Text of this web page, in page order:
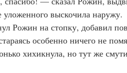
уложенного выскочила наружу.
Рожин на стопку, добавил
особенно ничего не
хихикнула, но тут же